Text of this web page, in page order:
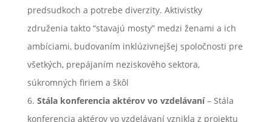
predsudkoch a potrebe diverzity. Aktivistky
združenia takto “stavajú mosty” medzi ženami a ich
ambíciami, budovaním inklúzivnejšej spoločnosti pre
všetkých, prepájaním neziskového sektora,
súkromných firiem a škôl
Stála konferencia aktérov vo vzdelávaní– Stála
konferencia aktérov vo vzdelávaní vznikla z projektu